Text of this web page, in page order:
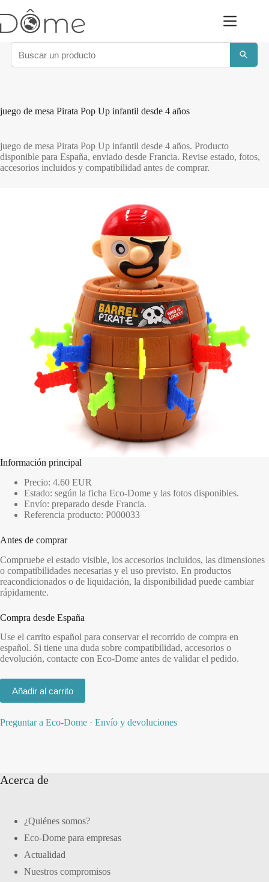
al
contenido
juego de mesa Pirata Pop Up infantil desde 4 años
juego de mesa Pirata Pop Up infantil desde 4 años. Producto
disponible para España, enviado desde Francia. Revise estado, fotos,
accesorios incluidos y compatibilidad antes de comprar.
Información principal
Precio: 4.60 EUR
Estado: según la ficha Eco-Dome y las fotos disponibles.
Envío: preparado desde Francia.
Referencia producto: P000033
Antes de comprar
Compruebe el estado visible, los accesorios incluidos, las dimensiones
o compatibilidades necesarias y el uso previsto. En productos
reacondicionados o de liquidación, la disponibilidad puede cambiar
rápidamente.
Compra desde España
Use el carrito español para conservar el recorrido de compra en
español. Si tiene una duda sobre compatibilidad, accesorios o
devolución, contacte con Eco-Dome antes de validar el pedido.
Añadir al carrito
Preguntar a Eco-Dome · Envío y devoluciones
Acerca de
¿Quiénes somos?
Eco-Dome para empresas
Actualidad
Nuestros compromisos